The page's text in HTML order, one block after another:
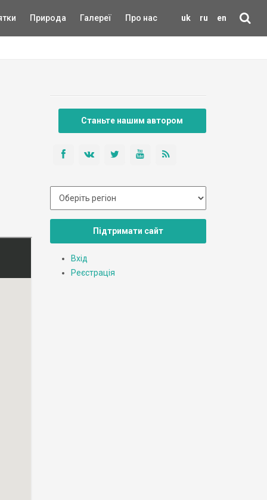
uk ru en
Природа Галереї Про нас
Станьте нашим автором
Підтримати сайт
Вхід
Реєстрація